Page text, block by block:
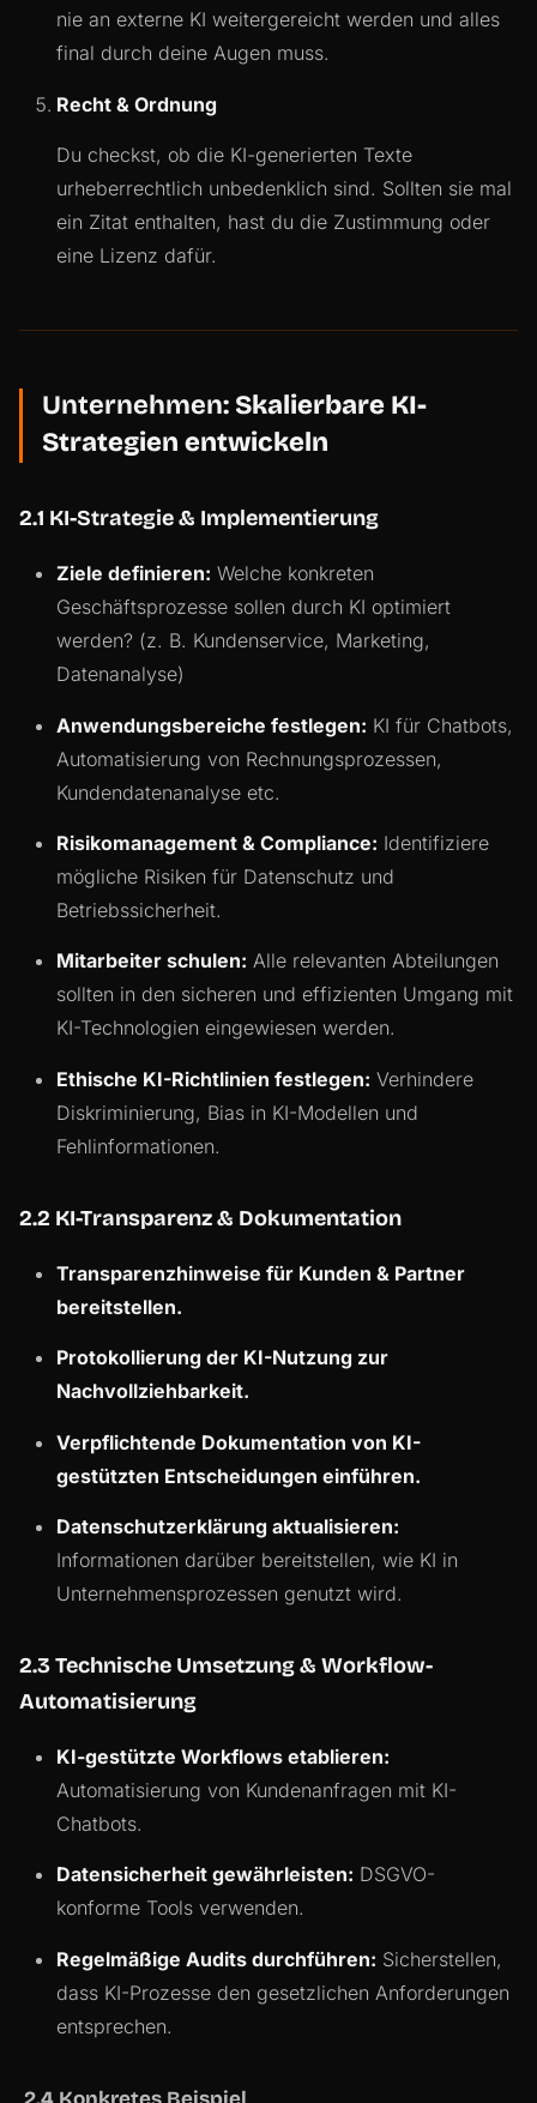
nie an externe KI weitergereicht werden und alles
final durch deine Augen muss.
Recht & Ordnung
Du checkst, ob die KI-generierten Texte
urheberrechtlich unbedenklich sind. Sollten sie mal
ein Zitat enthalten, hast du die Zustimmung oder
eine Lizenz dafür.
Unternehmen: Skalierbare KI-
Strategien entwickeln
2.1 KI-Strategie & Implementierung
Ziele definieren: Welche konkreten
Geschäftsprozesse sollen durch KI optimiert
werden? (z. B. Kundenservice, Marketing,
Datenanalyse)
Anwendungsbereiche festlegen: KI für Chatbots,
Automatisierung von Rechnungsprozessen,
Kundendatenanalyse etc.
Risikomanagement & Compliance: Identifiziere
mögliche Risiken für Datenschutz und
Betriebssicherheit.
Mitarbeiter schulen: Alle relevanten Abteilungen
sollten in den sicheren und effizienten Umgang mit
KI-Technologien eingewiesen werden.
Ethische KI-Richtlinien festlegen: Verhindere
Diskriminierung, Bias in KI-Modellen und
Fehlinformationen.
2.2 KI-Transparenz & Dokumentation
Transparenzhinweise für Kunden & Partner
bereitstellen.
Protokollierung der KI-Nutzung zur
Nachvollziehbarkeit.
Verpflichtende Dokumentation von KI-
gestützten Entscheidungen einführen.
Datenschutzerklärung aktualisieren:
Informationen darüber bereitstellen, wie KI in
Unternehmensprozessen genutzt wird.
2.3 Technische Umsetzung & Workflow-
Automatisierung
KI-gestützte Workflows etablieren:
Automatisierung von Kundenanfragen mit KI-
Chatbots.
Datensicherheit gewährleisten: DSGVO-
konforme Tools verwenden.
Regelmäßige Audits durchführen: Sicherstellen,
dass KI-Prozesse den gesetzlichen Anforderungen
entsprechen.